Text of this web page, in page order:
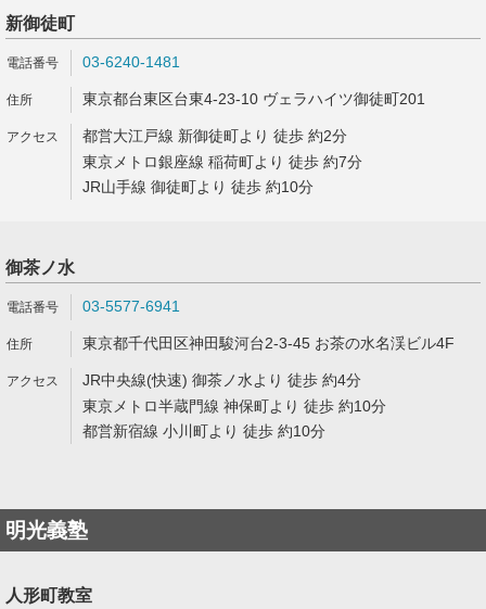
新御徒町
03-6240-1481
東京都台東区台東4-23-10 ヴェラハイツ御徒町201
都営大江戸線 新御徒町より 徒歩 約2分
東京メトロ銀座線 稲荷町より 徒歩 約7分
JR山手線 御徒町より 徒歩 約10分
御茶ノ水
03-5577-6941
東京都千代田区神田駿河台2-3-45 お茶の水名渓ビル4F
JR中央線(快速) 御茶ノ水より 徒歩 約4分
東京メトロ半蔵門線 神保町より 徒歩 約10分
都営新宿線 小川町より 徒歩 約10分
明光義塾
人形町教室